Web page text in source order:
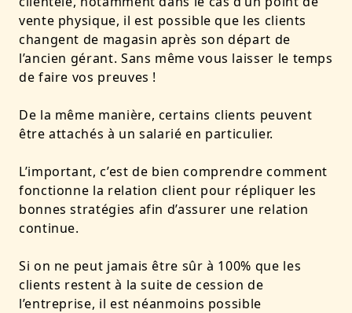
vente physique, il est possible que les clients
changent de magasin après son départ de
l’ancien gérant. Sans même vous laisser le temps
de faire vos preuves !
De la même manière, certains clients peuvent
être attachés à un salarié en particulier.
L’important, c’est de bien comprendre comment
fonctionne la relation client pour répliquer les
bonnes stratégies afin d’assurer une relation
continue.
Si on ne peut jamais être sûr à 100% que les
clients restent à la suite de cession de
l’entreprise, il est néanmoins possible